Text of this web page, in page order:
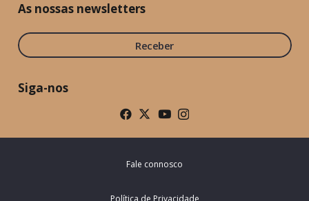
As nossas newsletters
Receber
Siga-nos
Fale connosco